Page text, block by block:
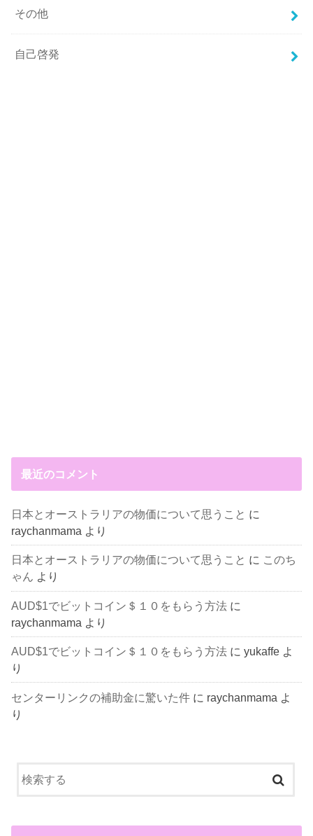
その他
自己啓発
最近のコメント
日本とオーストラリアの物価について思うこと に
raychanmama より
日本とオーストラリアの物価について思うこと に このち
ゃん より
AUD$1でビットコイン＄１０をもらう方法 に
raychanmama より
AUD$1でビットコイン＄１０をもらう方法 にyukaffe よ
り
センターリンクの補助金に驚いた件 に raychanmama よ
り